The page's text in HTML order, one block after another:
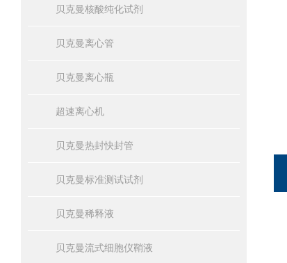
贝克曼核酸纯化试剂
贝克曼离心管
贝克曼离心瓶
超速离心机
贝克曼热封快封管
贝克曼标准测试试剂
贝克曼稀释液
贝克曼流式细胞仪鞘液